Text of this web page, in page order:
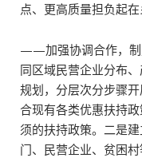
点、更高质量担负起
——加强协调合作，制
同区域民营企业分布
规划，分层次分步骤
合现有各类优惠扶持
须的扶持政策。二是
门、民营企业、贫困